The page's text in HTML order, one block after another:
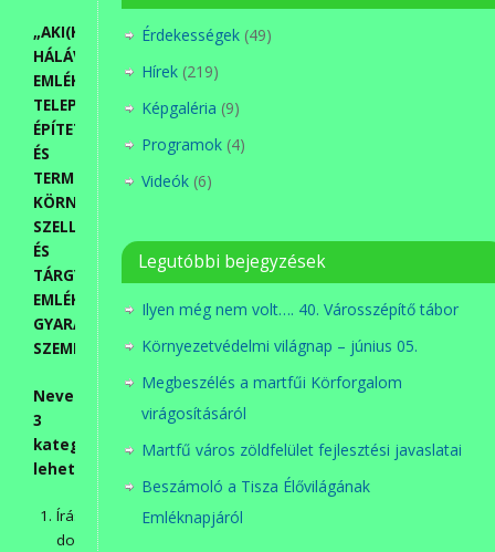
„AKI(K)KRE
HÁLÁVAL
EMLÉKEZÜNK:
TELEPÜLÉSÜNK
ÉPÍTETT
ÉS
TERMÉSZETI
KÖRNYEZETÉT,
SZELLEMI
ÉS
TÁRGYI
EMLÉKEIT
GYARAPÍTÓ
SZEMÉLYISÉG(EK)”
Nevezni
3
kategóriában
lehet:
Írásbeli
dolgozat
Érdekességek (49)
Hírek (219)
Képgaléria (9)
Programok (4)
Videók (6)
Legutóbbi bejegyzések
Ilyen még nem volt…. 40. Városszépítő tábor
Környezetvédelmi világnap – június 05.
Megbeszélés a martfűi Körforgalom
virágosításáról
Martfű város zöldfelület fejlesztési javaslatai
Beszámoló a Tisza Élővilágának
Emléknapjáról